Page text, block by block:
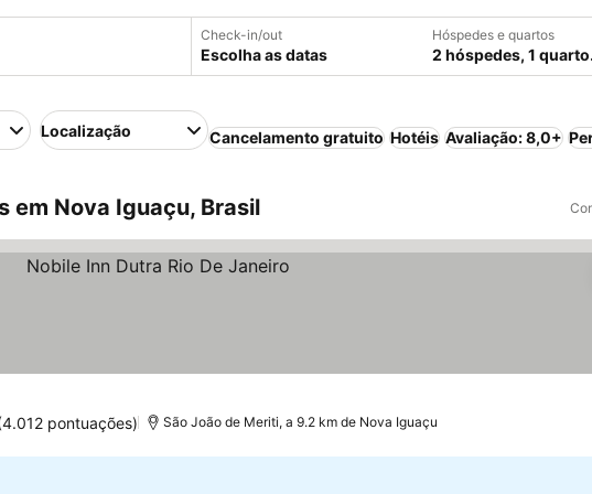
Check-in/out
Escolha as datas
Hóspedes e quartos
2 hóspedes, 1 quarto.
Localização Cancelamento gratuito Hotéis Avaliação: 8,0+
em Nova Iguaçu, Brasil
pontuações) São João de Meriti, a 9.2 km de Nova Iguaçu